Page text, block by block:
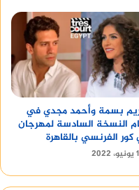
بسمة وأحمد مجدي في
النسخة السادسة لمهرجان
كور الفرنسي بالقاهرة
2022